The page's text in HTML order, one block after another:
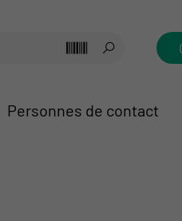
Personnes de contact